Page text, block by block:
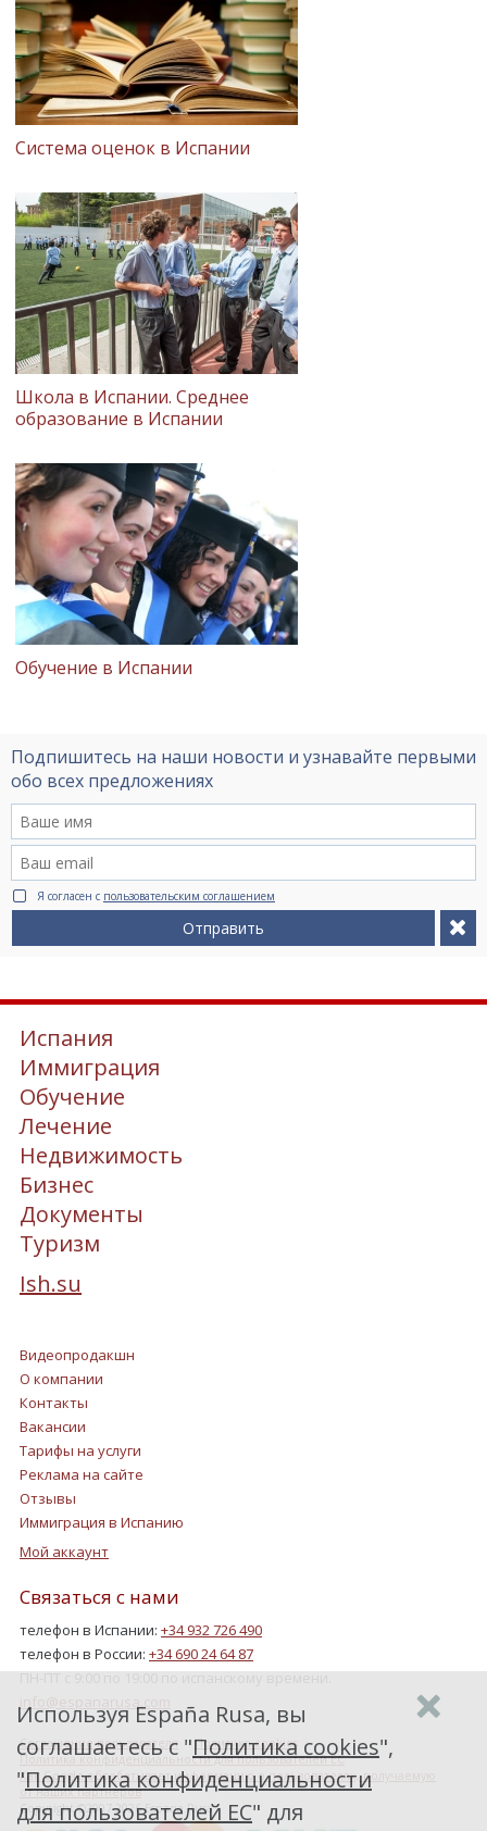
Система оценок в Испании
Школа в Испании. Среднее
образование в Испании
Обучение в Испании
Подпишитесь на наши новости и узнавайте первыми
обо всех предложениях
Я согласен с пользовательским соглашением
Отправить
Испания
Иммиграция
Обучение
Лечение
Недвижимость
Бизнес
Документы
Туризм
Ish.su
Видеопродакшн
О компании
Контакты
Вакансии
Тарифы на услуги
Реклама на сайте
Отзывы
Иммиграция в Испанию
Мой аккаунт
Связаться с нами
телефон в Испании: +34 932 726 490
телефон в России: +34 690 24 64 87
ПН-ПТ с 9:00 по 19:00 по испанскому времени.
Соглашение пользователя
Политика cookies
Политика конфиденциальности для пользователей ЕС
Как Google обрабатывает информацию о пользователях, получаемую
от наших партнеров
Copyright ©2007-2026 Espana Rusa
Используя España Rusa, вы
соглашаетесь с "Политика cookies",
"Политика конфиденциальности
для пользователей ЕС" для